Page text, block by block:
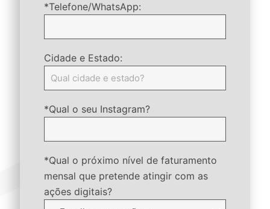
*Telefone/WhatsApp:
Cidade e Estado:
*Qual o seu Instagram?
*Qual o próximo nível de faturamento
mensal que pretende atingir com as
ações digitais?